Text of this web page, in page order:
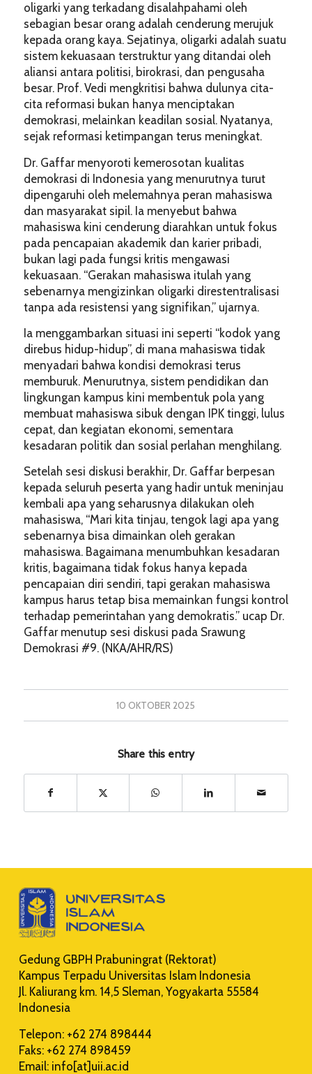
oligarki yang terkadang disalahpahami oleh
sebagian besar orang adalah cenderung merujuk
kepada orang kaya. Sejatinya, oligarki adalah suatu
sistem kekuasaan terstruktur yang ditandai oleh
aliansi antara politisi, birokrasi, dan pengusaha
besar. Prof. Vedi mengkritisi bahwa dulunya cita-
cita reformasi bukan hanya menciptakan
demokrasi, melainkan keadilan sosial. Nyatanya,
sejak reformasi ketimpangan terus meningkat.
Dr. Gaffar menyoroti kemerosotan kualitas
demokrasi di Indonesia yang menurutnya turut
dipengaruhi oleh melemahnya peran mahasiswa
dan masyarakat sipil. Ia menyebut bahwa
mahasiswa kini cenderung diarahkan untuk fokus
pada pencapaian akademik dan karier pribadi,
bukan lagi pada fungsi kritis mengawasi
kekuasaan. “Gerakan mahasiswa itulah yang
sebenarnya mengizinkan oligarki direstentralisasi
tanpa ada resistensi yang signifikan,” ujarnya.
Ia menggambarkan situasi ini seperti “kodok yang
direbus hidup-hidup”, di mana mahasiswa tidak
menyadari bahwa kondisi demokrasi terus
memburuk. Menurutnya, sistem pendidikan dan
lingkungan kampus kini membentuk pola yang
membuat mahasiswa sibuk dengan IPK tinggi, lulus
cepat, dan kegiatan ekonomi, sementara
kesadaran politik dan sosial perlahan menghilang.
Setelah sesi diskusi berakhir, Dr. Gaffar berpesan
kepada seluruh peserta yang hadir untuk meninjau
kembali apa yang seharusnya dilakukan oleh
mahasiswa, “Mari kita tinjau, tengok lagi apa yang
sebenarnya bisa dimainkan oleh gerakan
mahasiswa. Bagaimana menumbuhkan kesadaran
kritis, bagaimana tidak fokus hanya kepada
pencapaian diri sendiri, tapi gerakan mahasiswa
kampus harus tetap bisa memainkan fungsi kontrol
terhadap pemerintahan yang demokratis.” ucap Dr.
Gaffar menutup sesi diskusi pada Srawung
Demokrasi #9. (NKA/AHR/RS)
10 OKTOBER 2025
Share this entry
Gedung GBPH Prabuningrat (Rektorat)
Kampus Terpadu Universitas Islam Indonesia
Jl. Kaliurang km. 14,5 Sleman, Yogyakarta 55584
Indonesia
Telepon: +62 274 898444
Faks: +62 274 898459
Email: info[at]uii.ac.id